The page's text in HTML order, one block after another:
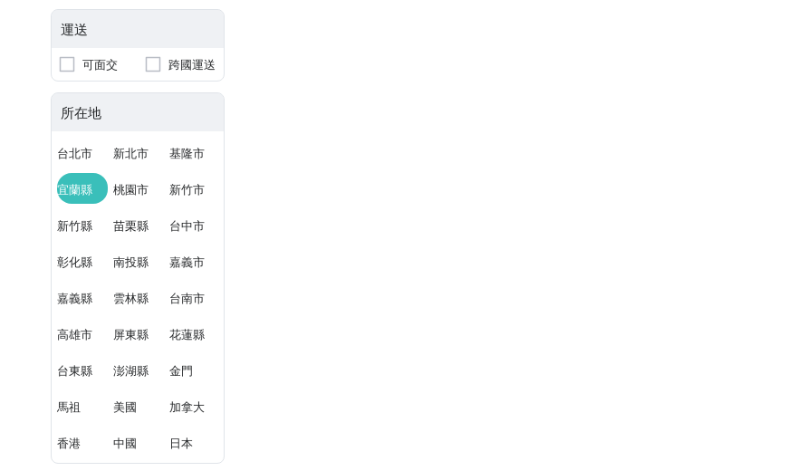
運送
可面交 跨國運送
所在地
台北市 新北市 基隆市
宜蘭縣 桃園市 新竹市
新竹縣 苗栗縣 台中市
彰化縣 南投縣 嘉義市
嘉義縣 雲林縣 台南市
高雄市 屏東縣 花蓮縣
台東縣 澎湖縣 金門
馬祖 美國 加拿大
香港 中國 日本